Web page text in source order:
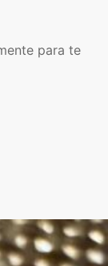
para te